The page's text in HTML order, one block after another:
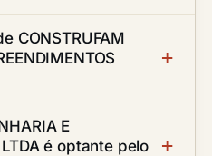
CONSTRUFAM
E
LTDA é optante pelo